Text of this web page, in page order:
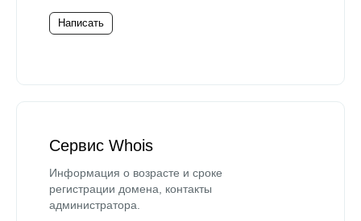
Написать
Сервис Whois
Информация о возрасте и сроке
регистрации домена, контакты
администратора.